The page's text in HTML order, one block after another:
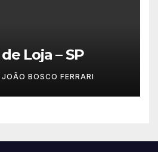
Loja – SP
JOÃO BOSCO FERRARI